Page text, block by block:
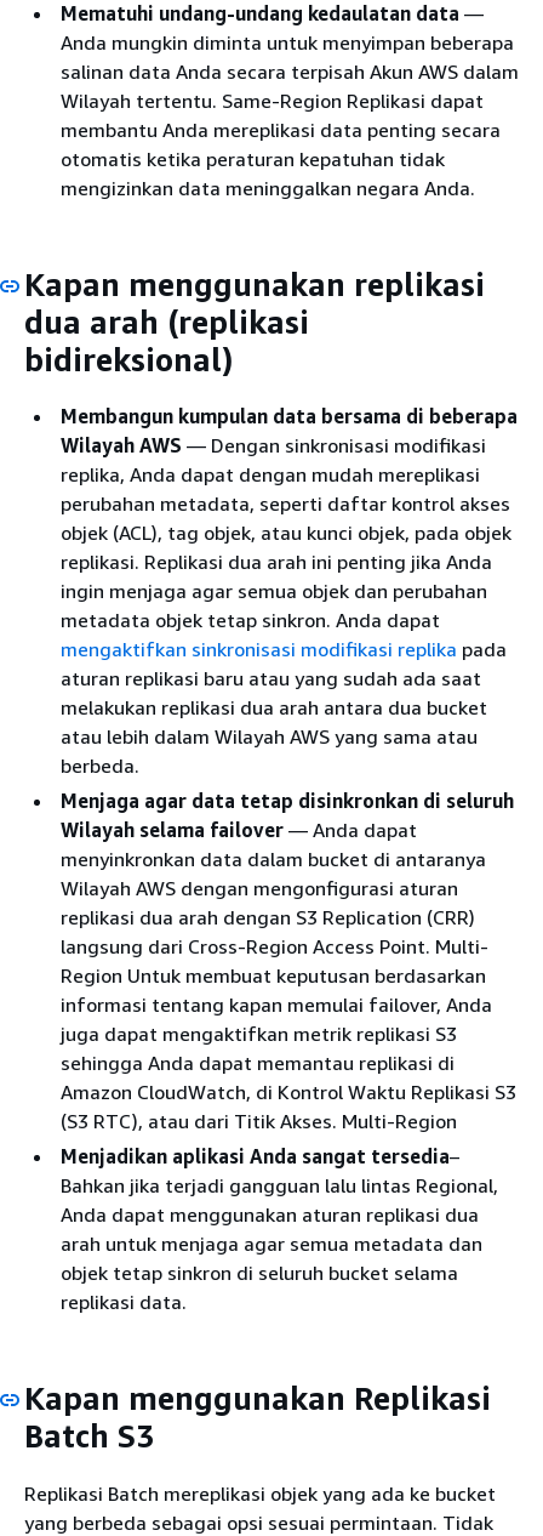
Mematuhi undang-undang kedaulatan data —
Anda mungkin diminta untuk menyimpan beberapa
salinan data Anda secara terpisah Akun AWS dalam
Wilayah tertentu. Same-Region Replikasi dapat
membantu Anda mereplikasi data penting secara
otomatis ketika peraturan kepatuhan tidak
mengizinkan data meninggalkan negara Anda.
Kapan menggunakan replikasi
dua arah (replikasi
bidireksional)
Membangun kumpulan data bersama di beberapa
Wilayah AWS — Dengan sinkronisasi modifikasi
replika, Anda dapat dengan mudah mereplikasi
perubahan metadata, seperti daftar kontrol akses
objek (ACL), tag objek, atau kunci objek, pada objek
replikasi. Replikasi dua arah ini penting jika Anda
ingin menjaga agar semua objek dan perubahan
metadata objek tetap sinkron. Anda dapat
mengaktifkan sinkronisasi modifikasi replika pada
aturan replikasi baru atau yang sudah ada saat
melakukan replikasi dua arah antara dua bucket
atau lebih dalam Wilayah AWS yang sama atau
berbeda.
Menjaga agar data tetap disinkronkan di seluruh
Wilayah selama failover — Anda dapat
menyinkronkan data dalam bucket di antaranya
Wilayah AWS dengan mengonfigurasi aturan
replikasi dua arah dengan S3 Replication (CRR)
langsung dari Cross-Region Access Point. Multi-
Region Untuk membuat keputusan berdasarkan
informasi tentang kapan memulai failover, Anda
juga dapat mengaktifkan metrik replikasi S3
sehingga Anda dapat memantau replikasi di
Amazon CloudWatch, di Kontrol Waktu Replikasi S3
(S3 RTC), atau dari Titik Akses. Multi-Region
Menjadikan aplikasi Anda sangat tersedia–
Bahkan jika terjadi gangguan lalu lintas Regional,
Anda dapat menggunakan aturan replikasi dua
arah untuk menjaga agar semua metadata dan
objek tetap sinkron di seluruh bucket selama
replikasi data.
Kapan menggunakan Replikasi
Batch S3
Replikasi Batch mereplikasi objek yang ada ke bucket
yang berbeda sebagai opsi sesuai permintaan. Tidak